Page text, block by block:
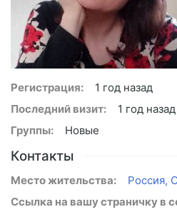
Регистрация:
1 год назад
Последний визит:
1 год назад
Группы:
Новые
Контакты
Место жительства:
Россия,
Ссылка на вашу страничку в